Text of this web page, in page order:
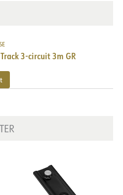
3-circuit 3m GR